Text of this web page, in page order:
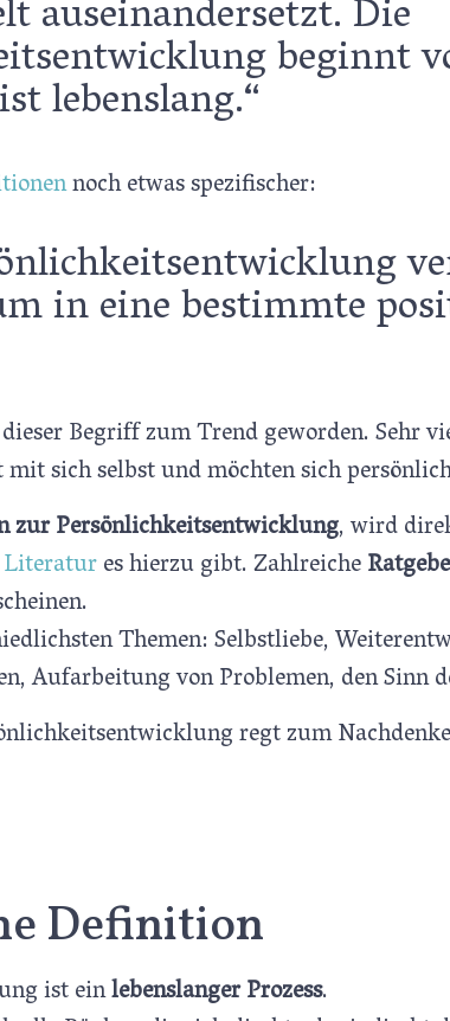
auseinandersetzt. Die
beginnt
lebenslang.“
noch etwas spezifischer:
in eine bestimmte
Begriff zum Trend geworden. Sehr
sich selbst und möchten sich
zur Persönlichkeitsentwicklung, wird
es hierzu gibt. Zahlreiche
Themen: Selbstliebe,
Aufarbeitung von Problemen, den Sinn
regt zum
Definition
ist einlebenslanger Prozess.